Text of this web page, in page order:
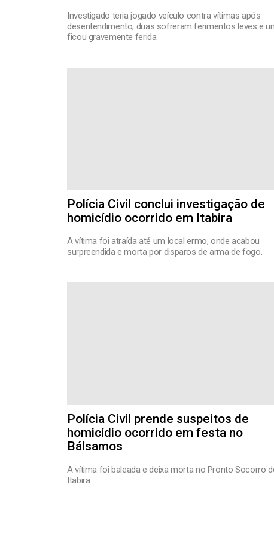
Investigado teria jogado veículo contra vítimas após
desentendimento; duas sofreram ferimentos leves e
ficou gravemente ferida
Polícia Civil conclui investigação de
homicídio ocorrido em Itabira
A vítima foi atraída até um local ermo, onde acabou
surpreendida e morta por disparos de arma de fogo.
Polícia Civil prende suspeitos de
homicídio ocorrido em festa no
Bálsamos
A vítima foi baleada e deixa morta no Pronto Socorro
Itabira